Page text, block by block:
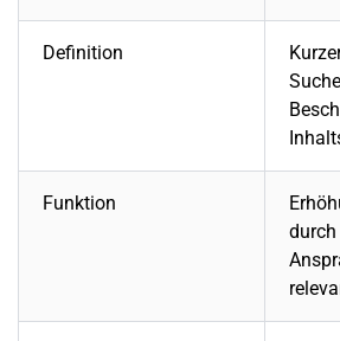
Definition
Funktion